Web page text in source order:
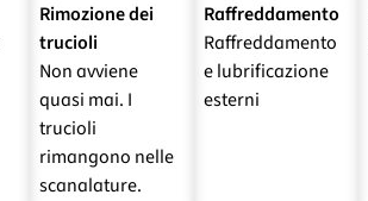
Rimozione dei
trucioli
Non avviene
quasi mai. I
trucioli
rimangono nelle
scanalature.
Raffreddamento
Raffreddamento
e lubrificazione
esterni